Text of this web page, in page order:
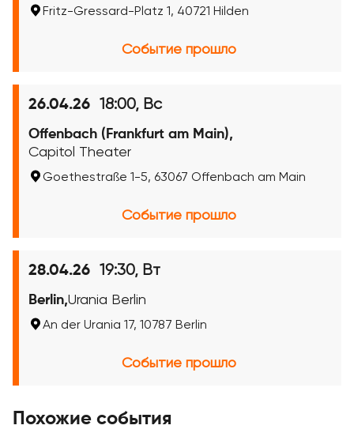
Fritz-Gressard-Platz 1, 40721 Hilden
Событие прошло
26.04.26 18:00, Вс
Offenbach (Frankfurt am Main),
Capitol Theater
Goethestraße 1-5, 63067 Offenbach am Main
Событие прошло
28.04.26 19:30, Вт
Berlin,Urania Berlin
An der Urania 17, 10787 Berlin
Событие прошло
Похожие события